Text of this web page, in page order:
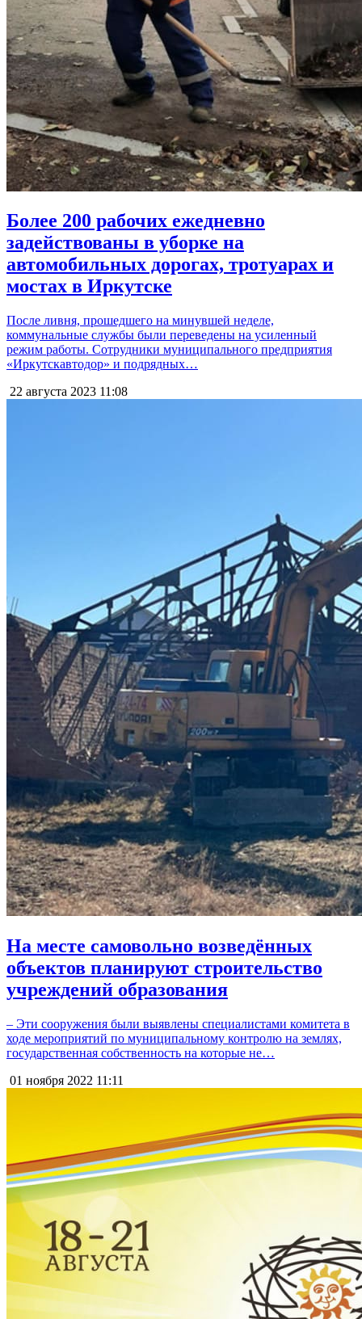
Более 200 рабочих ежедневно
задействованы в уборке на
автомобильных дорогах, тротуарах и
мостах в Иркутске
После ливня, прошедшего на минувшей неделе,
коммунальные службы были переведены на усиленный
режим работы. Сотрудники муниципального предприятия
«Иркутскавтодор» и подрядных…
22 августа 2023 11:08
На месте самовольно возведённых
объектов планируют строительство
учреждений образования
– Эти сооружения были выявлены специалистами комитета в
ходе мероприятий по муниципальному контролю на землях,
государственная собственность на которые не…
01 ноября 2022 11:11